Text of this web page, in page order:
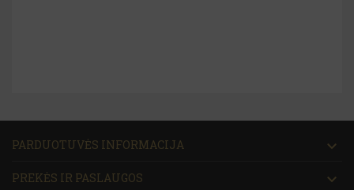
PARDUOTUVĖS INFORMACIJA 
PREKĖS IR PASLAUGOS 